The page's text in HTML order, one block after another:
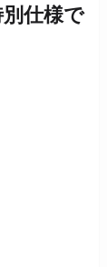
仕様で